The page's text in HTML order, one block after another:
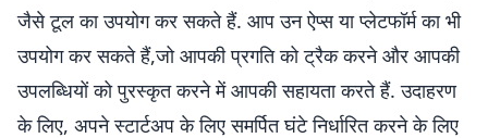
जैसे टूल का उपयोग कर सकते हैं. आप उन ऐप्स या प्लेटफॉर्म का भी
उपयोग कर सकते हैं,जो आपकी प्रगति को ट्रैक करने और आपकी
उपलब्धियों को पुरस्कृत करने में आपकी सहायता करते हैं. उदाहरण
के लिए, अपने स्टार्टअप के लिए समर्पित घंटे निर्धारित करने के लिए